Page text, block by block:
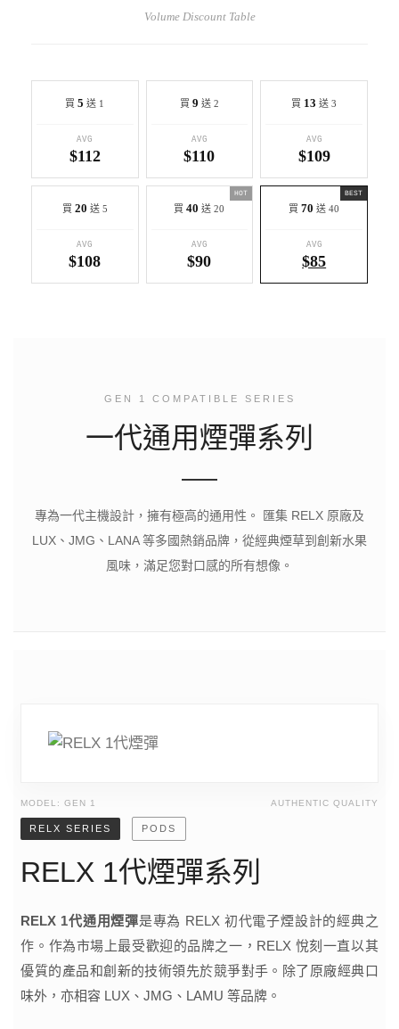
Volume Discount Table
買5 送 1
AVG
$112
買 9 送 2
AVG
$110
買 13 送 3
AVG
$109
買 20 送 5
AVG
$108
HOT
買40 送 20
AVG
$90
BEST
買70 送 40
AVG
$85
GEN 1 COMPATIBLE SERIES
一代通用煙彈系列
專為一代主機設計，擁有極高的通用性。 匯集 RELX 原廠及
LUX、JMG、LANA 等多國熱銷品牌，從經典煙草到創新水果
風味，滿足您對口感的所有想像。
MODEL: GEN 1 AUTHENTIC QUALITY
RELX SERIES PODS
RELX 1代煙彈系列
RELX 1代通用煙彈是專為 RELX 初代電子煙設計的經典之
作。作為市場上最受歡迎的品牌之一，RELX 悅刻一直以其
優質的產品和創新的技術領先於競爭對手。除了原廠經典口
味外，亦相容 LUX、JMG、LAMU 等品牌。